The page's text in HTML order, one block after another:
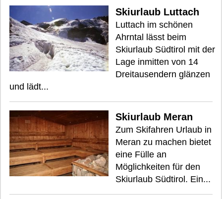
Skiurlaub Luttach
Luttach im schönen
Ahrntal lässt beim
Skiurlaub Südtirol mit der
Lage inmitten von 14
Dreitausendern glänzen
und lädt...
Skiurlaub Meran
Zum Skifahren Urlaub in
Meran zu machen bietet
eine Fülle an
Möglichkeiten für den
Skiurlaub Südtirol. Ein...